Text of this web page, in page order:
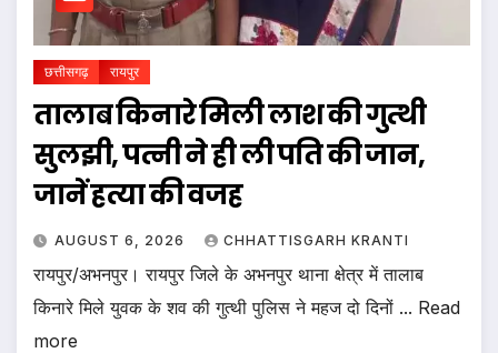
छत्तीसगढ़ रायपुर
तालाब किनारे मिली लाश की गुत्थी
सुलझी, पत्नी ने ही ली पति की जान,
जानें हत्या की वजह
AUGUST 6, 2026 CHHATTISGARH KRANTI
रायपुर/अभनपुर। रायपुर जिले के अभनपुर थाना क्षेत्र में तालाब
किनारे मिले युवक के शव की गुत्थी पुलिस ने महज दो दिनों ... Read
more